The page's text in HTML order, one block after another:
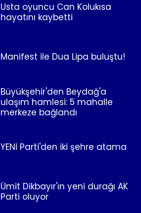
Usta oyuncu Can Kolukısa
hayatını kaybetti
Manifest ile Dua Lipa buluştu!
Büyükşehir'den Beydağ'a
ulaşım hamlesi: 5 mahalle
merkeze bağlandı
YENİ Parti'den iki şehre atama
Ümit Dikbayır'ın yeni durağı AK
Parti oluyor